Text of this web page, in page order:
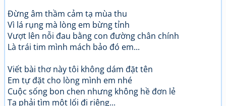
Đừng âm thầm cảm tạ mùa thu
Vì lá rụng mà lòng em bừng tỉnh
Vượt lên nỗi đau bằng con đường chân chính
Là trái tim mình mách bảo đó em...
Viết bài thơ này tôi không dám đặt tên
Em tự đặt cho lòng mình em nhé
Cuộc sống bon chen nhưng không hề đơn lẻ
Ta phải tìm một lối đi riêng...